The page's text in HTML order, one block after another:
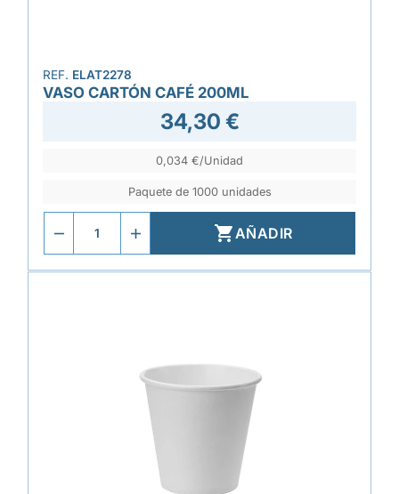
REF. ELAT2278
VASO CARTÓN CAFÉ 200ML
34,30 €
0,034 €/Unidad
Paquete de 1000 unidades
AÑADIR